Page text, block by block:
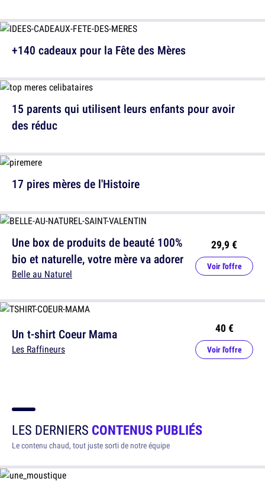
+140 cadeaux pour la Fête des Mères
17 pires mères de l'Histoire
Un t-shirt Coeur Mama
Les Raffineurs
40 €
Voir l'offre
15 parents qui utilisent leurs enfants pour avoir
des réduc
Une box de produits de beauté 100%
bio et naturelle, votre mère va adorer
Belle au Naturel
29,9 €
Voir l'offre
LES DERNIERS CONTENUS PUBLIÉS
Le contenu chaud, tout juste sorti de notre équipe